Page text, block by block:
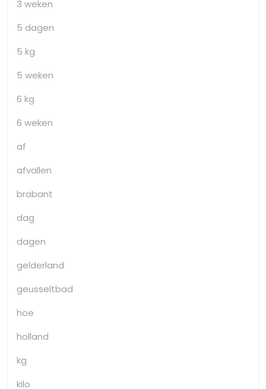
3 weken
5 dagen
5 kg
5 weken
6 kg
6 weken
af
afvallen
brabant
dag
dagen
gelderland
geusseltbad
hoe
holland
kg
kilo